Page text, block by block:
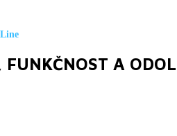
FUNKČNOST A